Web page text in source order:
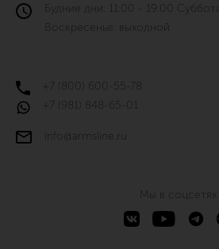
Будние дни: 11:00 - 19:00
Воскресенье: выходной
+7 (800) 600-55-78
+7 (981) 848-65-01
info@armsline.ru
Мы в соцсетях